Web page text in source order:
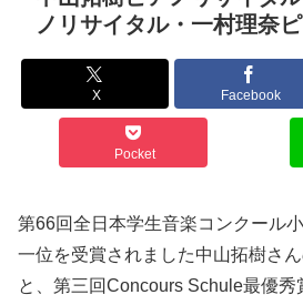
ノリサイタル・一村理奈
X Facebook
Pocket
第66回全日本学生音楽コンクール
一位を受賞されました中山拓樹さ
と、第三回Concours Schule最優秀